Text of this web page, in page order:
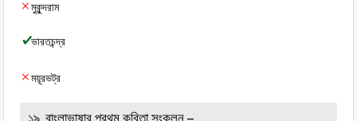
মুকুন্দরাম
ভারতচন্দ্র
ময়ূরভট্র